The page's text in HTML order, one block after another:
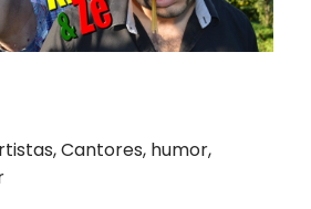
Cantores, humor,